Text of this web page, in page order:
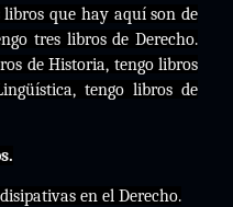
libros que hay aquí son de
tres libros de Derecho.
de Historia, tengo libros
tengo libros de
en el Derecho.